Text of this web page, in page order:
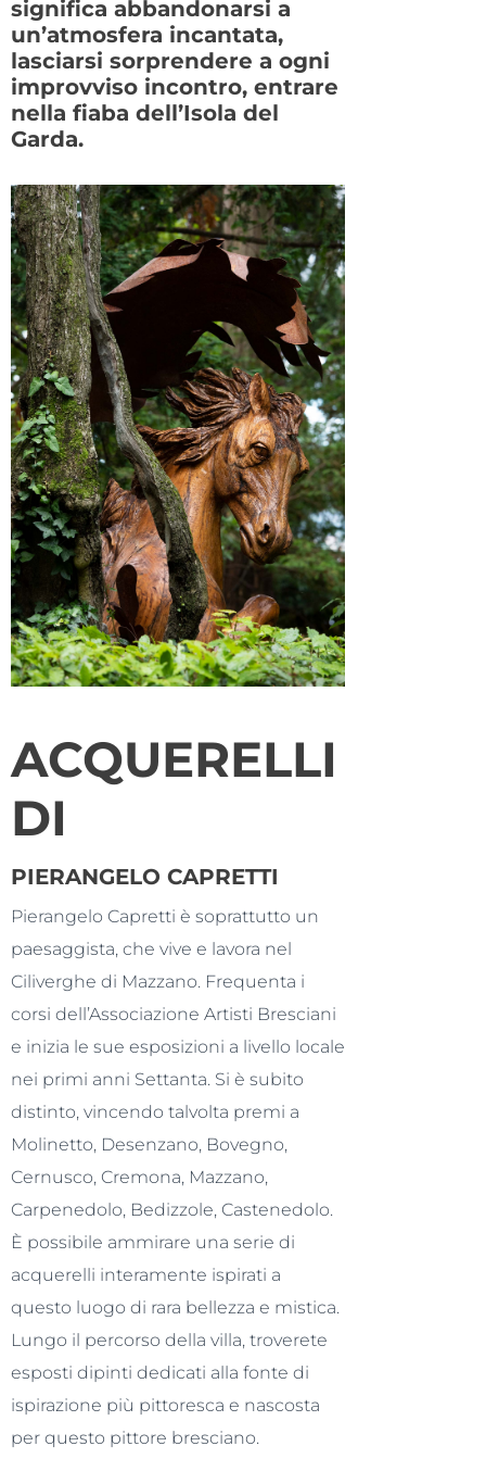
significa abbandonarsi a
un’atmosfera incantata,
lasciarsi sorprendere a ogni
improvviso incontro, entrare
nella fiaba dell’Isola del
Garda.
ACQUERELLI
DI
PIERANGELO CAPRETTI
Pierangelo Capretti è soprattutto un
paesaggista, che vive e lavora nel
Ciliverghe di Mazzano. Frequenta i
corsi dell’Associazione Artisti Bresciani
e inizia le sue esposizioni a livello locale
nei primi anni Settanta. Si è subito
distinto, vincendo talvolta premi a
Molinetto, Desenzano, Bovegno,
Cernusco, Cremona, Mazzano,
Carpenedolo, Bedizzole, Castenedolo.
È possibile ammirare una serie di
acquerelli interamente ispirati a
questo luogo di rara bellezza e mistica.
Lungo il percorso della villa, troverete
esposti dipinti dedicati alla fonte di
ispirazione più pittoresca e nascosta
per questo pittore bresciano.